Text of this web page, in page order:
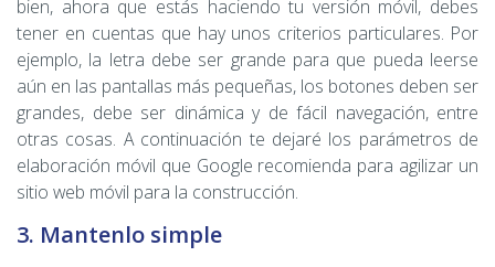
bien, ahora que estás haciendo tu versión móvil, debes
tener en cuentas que hay unos criterios particulares. Por
ejemplo, la letra debe ser grande para que pueda leerse
aún en las pantallas más pequeñas, los botones deben ser
grandes, debe ser dinámica y de fácil navegación, entre
otras cosas. A continuación te dejaré los parámetros de
elaboración móvil que Google recomienda para agilizar un
sitio web móvil para la construcción.
3. Mantenlo simple